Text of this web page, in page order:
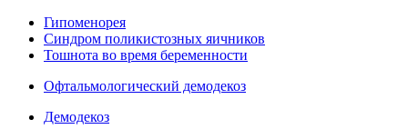
Гипоменорея
Синдром поликистозных яичников
Тошнота во время беременности
Офтальмологический демодекоз
Демодекоз